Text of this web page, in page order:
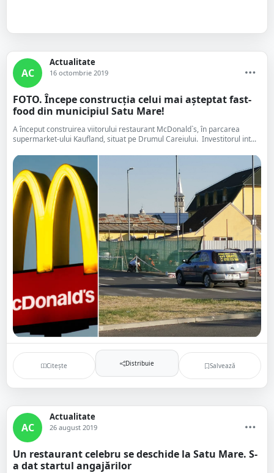
AC
Actualitate
16 octombrie 2019
FOTO. Începe construcția celui mai așteptat fast-
food din municipiul Satu Mare!
A început construirea viitorului restaurant McDonald`s, în parcarea
supermarket-ului Kaufland, situat pe Drumul Careiului. Investitorul int...
Citește Distribuie Salvează
AC
Actualitate
26 august 2019
Un restaurant celebru se deschide la Satu Mare. S-
a dat startul angajărilor